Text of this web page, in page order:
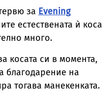
за Evening
естествената ѝ коса
много.
косата си в момента,
благодарение на
тогава манекенката.